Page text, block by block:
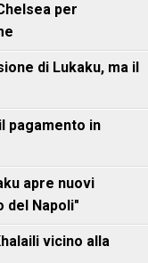
per
di Lukaku, ma il
pagamento in
apre nuovi
del Napoli"
vicino alla